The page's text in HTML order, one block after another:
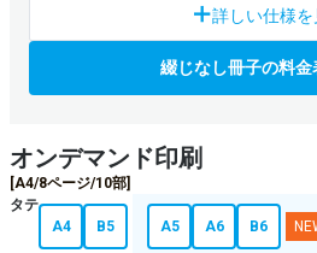
綴じなし(スクラム製本)は、紙を二つ
重ねたもので、分別する必要がなく
部数
詳しい仕様を
綴じなし冊子の料金
オンデマンド印刷
[A4/8ページ/10部]
タテ
A4
B5 A5 A6 B6